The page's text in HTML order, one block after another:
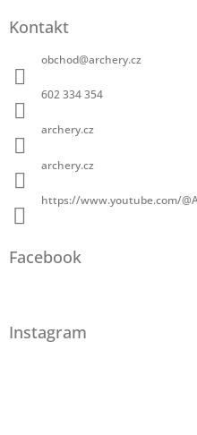
Kontakt
obchod@archery.cz
602 334 354
archery.cz
archery.cz
https://www.youtube.com/
Facebook
Instagram